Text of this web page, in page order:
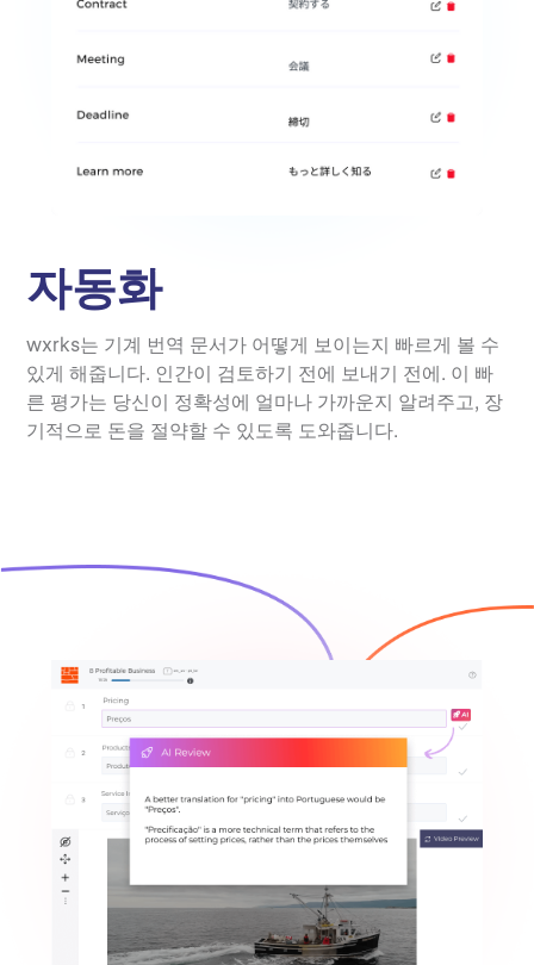
자동화
wxrks는 기계 번역 문서가 어떻게 보이는지 빠르게 볼 수
있게 해줍니다. 인간이 검토하기 전에 보내기 전에. 이 빠
른 평가는 당신이 정확성에 얼마나 가까운지 알려주고, 장
기적으로 돈을 절약할 수 있도록 도와줍니다.